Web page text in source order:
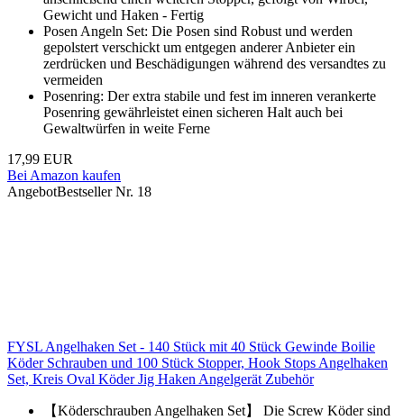
Gewicht und Haken - Fertig
Posen Angeln Set: Die Posen sind Robust und werden
gepolstert verschickt um entgegen anderer Anbieter ein
zerdrücken und Beschädigungen während des versandtes zu
vermeiden
Posenring: Der extra stabile und fest im inneren verankerte
Posenring gewährleistet einen sicheren Halt auch bei
Gewaltwürfen in weite Ferne
17,99 EUR
Bei Amazon kaufen
AngebotBestseller Nr. 18
FYSL Angelhaken Set - 140 Stück mit 40 Stück Gewinde Boilie
Köder Schrauben und 100 Stück Stopper, Hook Stops Angelhaken
Set, Kreis Oval Köder Jig Haken Angelgerät Zubehör
【Köderschrauben Angelhaken Set】 Die Screw Köder sind